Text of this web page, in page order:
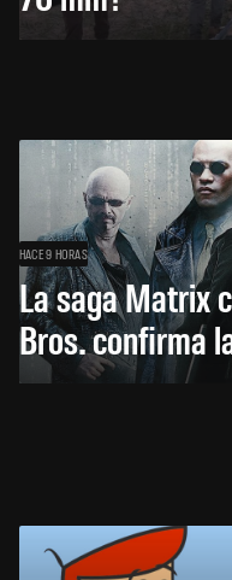
HACE 9 HORAS
La saga Matrix
Bros. confirma